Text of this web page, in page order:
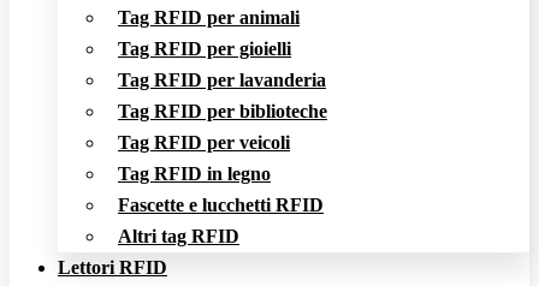
Tag RFID per animali
Tag RFID per gioielli
Tag RFID per lavanderia
Tag RFID per biblioteche
Tag RFID per veicoli
Tag RFID in legno
Fascette e lucchetti RFID
Altri tag RFID
Lettori RFID